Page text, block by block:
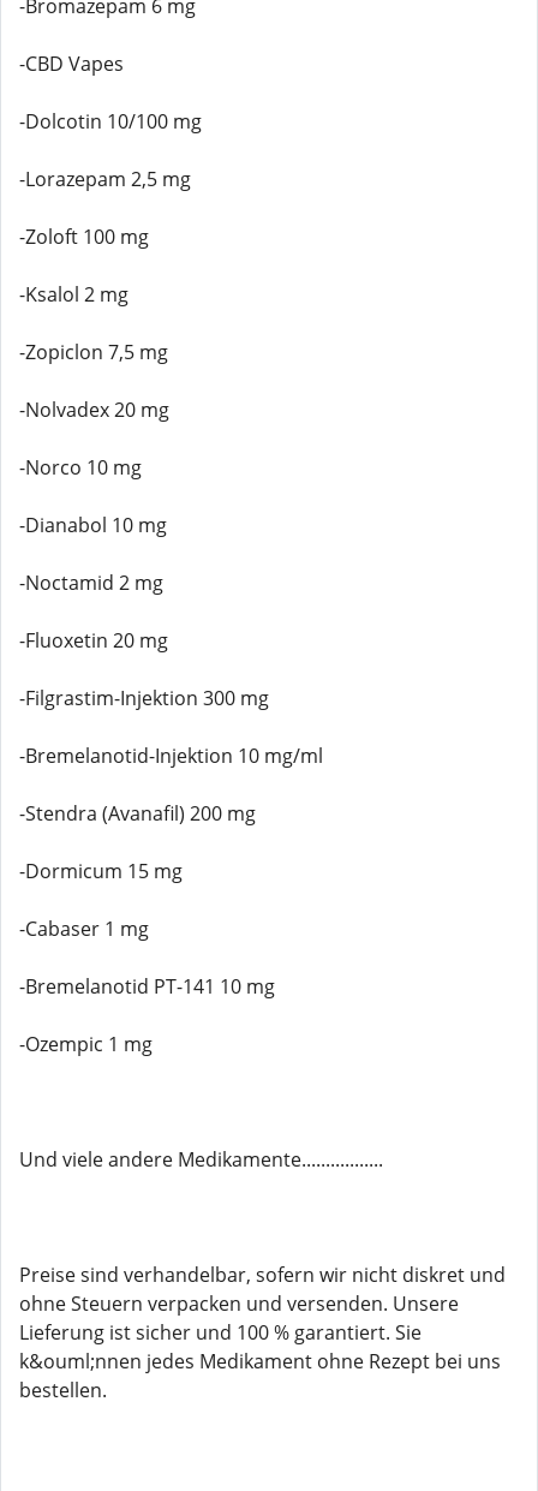
-Bromazepam 6 mg
-CBD Vapes
-Dolcotin 10/100 mg
-Lorazepam 2,5 mg
-Zoloft 100 mg
-Ksalol 2 mg
-Zopiclon 7,5 mg
-Nolvadex 20 mg
-Norco 10 mg
-Dianabol 10 mg
-Noctamid 2 mg
-Fluoxetin 20 mg
-Filgrastim-Injektion 300 mg
-Bremelanotid-Injektion 10 mg/ml
-Stendra (Avanafil) 200 mg
-Dormicum 15 mg
-Cabaser 1 mg
-Bremelanotid PT-141 10 mg
-Ozempic 1 mg
Und viele andere Medikamente.................
Preise sind verhandelbar, sofern wir nicht diskret und
ohne Steuern verpacken und versenden. Unsere
Lieferung ist sicher und 100 % garantiert. Sie
k&ouml;nnen jedes Medikament ohne Rezept bei uns
bestellen.